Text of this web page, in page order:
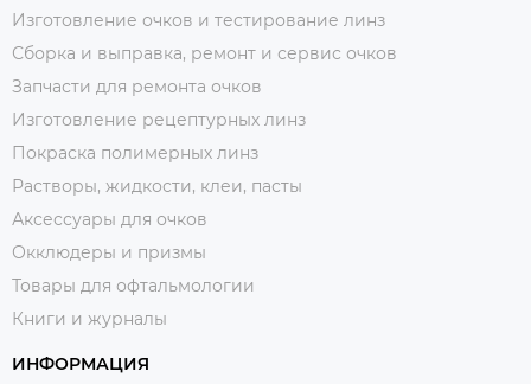
Изготовление очков и тестирование линз
Сборка и выправка, ремонт и сервис очков
Запчасти для ремонта очков
Изготовление рецептурных линз
Покраска полимерных линз
Растворы, жидкости, клеи, пасты
Аксессуары для очков
Окклюдеры и призмы
Товары для офтальмологии
Книги и журналы
ИНФОРМАЦИЯ